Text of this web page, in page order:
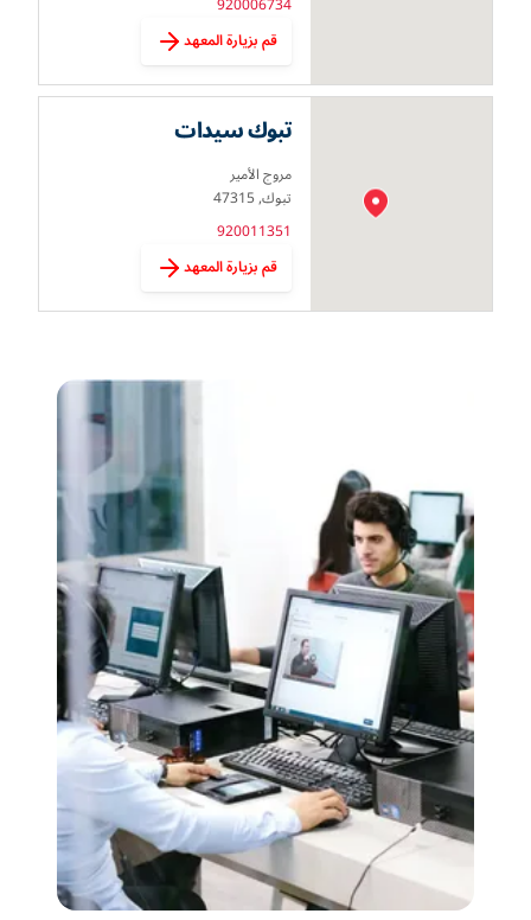
قم بزيارة المعهد
تبوك سيدات
مروج الأمير
تبوك, 47315
920011351
قم بزيارة المعهد